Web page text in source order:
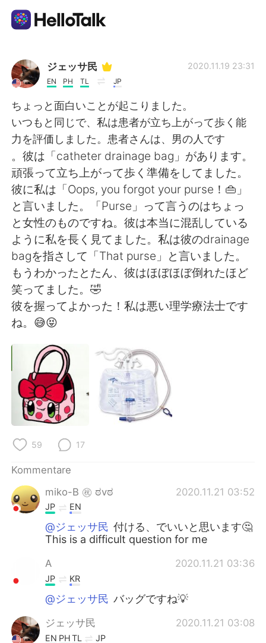
Sprachaustausch-App
AI Grammar Checker
Deutsch
English 简体中文
繁體中文 Español
العربية Français
日本語 한국어
Русский ไทย
Indonesia
Türkçe Tiếng Việt
Português
ジェッサ民
EN PH TL JP
2020.11.19 23:31
ちょっと面白いことが起こりました。
いつもと同じで、私は患者が立ち上がって歩く能
力を評価しました。患者さんは、男の人です
。彼は「catheter drainage bag」があります。
頑張って立ち上がって歩く準備をしてました。
彼に私は「Oops, you forgot your purse！👜」
と言いました。「Purse」って言うのはちょっ
と女性のものですね。彼は本当に混乱している
ように私を長く見てました。私は彼のdrainage
bagを指さして「That purse」と言いました。
もうわかったとたん、彼はほぼほぼ倒れたほど
笑ってました。🤣
彼を握ってよかった！私は悪い理学療法士です
ね。😅😝
59 17
Kommentare
miko-B ㊗️ ಠvಠ
2020.11.21 03:52
JP EN
@ジェッサ民 付ける、でいいと思います🤔
This is a difficult question for me
A 2020.11.21 03:36
JP KR
@ジェッサ民 バッグですね💡
ジェッサ民 2020.11.21 03:08
EN PHTL JP